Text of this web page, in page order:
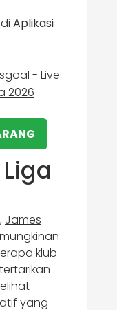
di Aplikasi
James
klub
yang